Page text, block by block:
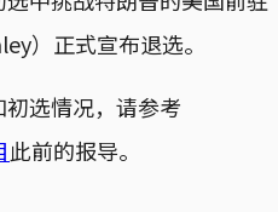
）正式宣布退选。
选情况，请参考
此前的报导。